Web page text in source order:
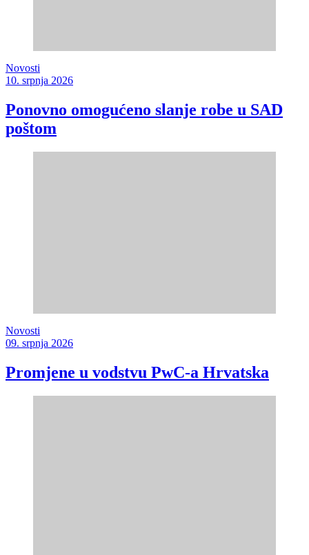
Novosti
10. srpnja 2026
Ponovno omogućeno slanje robe u SAD
poštom
Novosti
09. srpnja 2026
Promjene u vodstvu PwC-a Hrvatska